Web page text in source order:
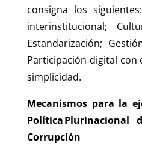
consigna los
interinstitucional;
Estandarización;
Participación digital con
simplicidad.
Mecanismos para la
Política
Corrupción